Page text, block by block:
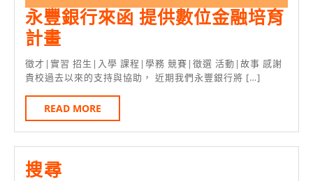
月
21
月
21
年
6
21
日
永豐銀行來函 提供數位金融培育
計畫
豐
銀
行
來
函
提
徵才|實習 招生|入學 課程|學務 競賽|徵選 活動|故事 感謝
貴校過去以來的支持與協助， 近期我們永豐銀行將 […]
READ MORE
MORE
搜尋